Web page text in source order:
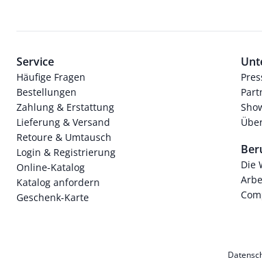
Service
Häufige Fragen
Bestellungen
Zahlung & Erstattung
Lieferung & Versand
Retoure & Umtausch
Login & Registrierung
Online-Katalog
Katalog anfordern
Geschenk-Karte
Die